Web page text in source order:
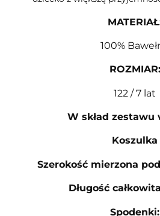
MATERIAŁ
100%
ROZMIAR:
122 / 7 lat
W skład zestawu
Koszulka
Szerokość mierzona
Długość całkowita
Spodenki: